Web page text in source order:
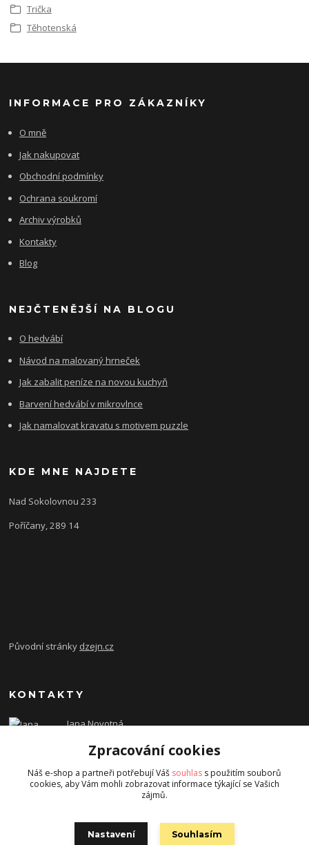
Trička
Těhotenská
INFORMACE PRO ZÁKAZNÍKY
O mně
Jak nakupovat
Obchodní podmínky
Ochrana soukromí
Archiv výrobků
Kontakty
Blog
NEJČTENĚJŠÍ NA BLOGU
O hedvábí
Návod na malovaný hrneček
Jak zabalit peníze na novou kuchyň
Barvení hedvábí v mikrovlnce
Jak namalovat kravatu s motivem puzzle
KDE MNE NAJDETE
Nad Sokolovnou 233
Poříčany, 289 14
Původní stránky dzejn.cz
KONTAKTY
Jana Novotná
dzejn.n@email.cz
Zpracování cookies
Náš e-shop a partneři potřebují Váš souhlas s použitím souborů
cookies, aby Vám mohli zobrazovat informace týkající se Vašich
zájmů.
Nastavení Souhlasím